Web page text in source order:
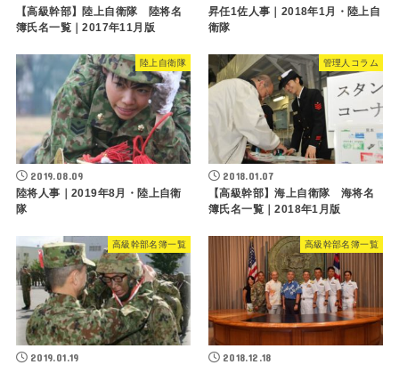
【高級幹部】陸上自衛隊 陸将名
簿氏名一覧｜2017年11月版
昇任1佐人事｜2018年1月・陸上自
衛隊
陸上自衛隊
2019.08.09
陸将人事｜2019年8月・陸上自衛
隊
管理人コラム
2018.01.07
【高級幹部】海上自衛隊 海将名
簿氏名一覧｜2018年1月版
高級幹部名簿一覧
2019.01.19
高級幹部名簿一覧
2018.12.18